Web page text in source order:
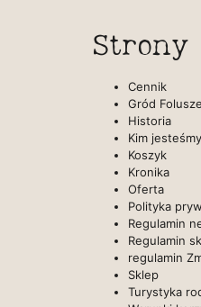
Strony
Cennik
Gród
Historia
Kim
Koszyk
Kronika
Oferta
Polityka
Regulamin
Regulamin
regulamin
Sklep
Turystyka